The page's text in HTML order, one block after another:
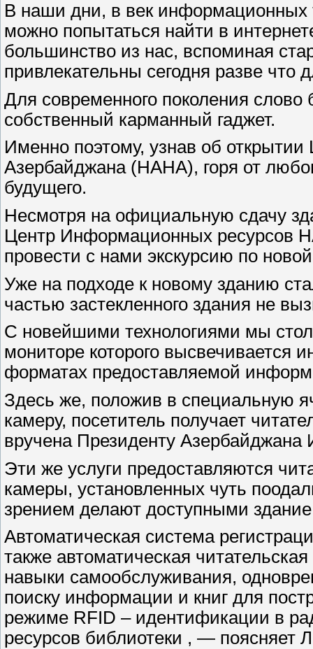
В наши дни, в век информационных
можно попытаться найти в
большинство из нас, вспоминая
привлекательны сегодня разве
Для современного поколения
собственный карманный гаджет.
Именно поэтому, узнав об
Азербайджана (НАНА), горя от
будущего.
Несмотря на официальную сдачу
Центр Информационных ресурсов
провести с нами экскурсию по
Уже на подходе к новому зданию
частью застекленного здания не
С новейшими технологиями мы
мониторе которого высвечивается
форматах предоставляемой
Здесь же, положив в специальную
камеру, посетитель получает
вручена Президенту Азербайджана
Эти же услуги предоставляются
камеры, установленных чуть
зрением делают доступными
Автоматическая система
также автоматическая
навыки самообслуживания,
поиску информации и книг для
режиме RFID – идентификации в
ресурсов библиотеки , — поясняет